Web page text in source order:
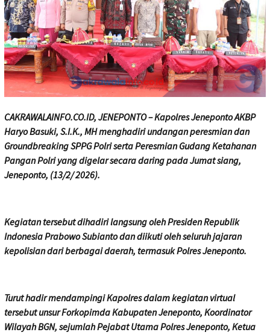
CAKRAWALAINFO.CO.ID, JENEPONTO – Kapolres Jeneponto AKBP
Haryo Basuki, S.I.K., MH menghadiri undangan peresmian dan
Groundbreaking SPPG Polri serta Peresmian Gudang Ketahanan
Pangan Polri yang digelar secara daring pada Jumat siang,
Jeneponto, (13/2/ 2026).
Kegiatan tersebut dihadiri langsung oleh Presiden Republik
Indonesia Prabowo Subianto dan diikuti oleh seluruh jajaran
kepolisian dari berbagai daerah, termasuk Polres Jeneponto.
Turut hadir mendampingi Kapolres dalam kegiatan virtual
tersebut unsur Forkopimda Kabupaten Jeneponto, Koordinator
Wilayah BGN, sejumlah Pejabat Utama Polres Jeneponto, Ketua